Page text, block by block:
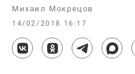
Михаил Мокрецов
14/02/2018 16:17